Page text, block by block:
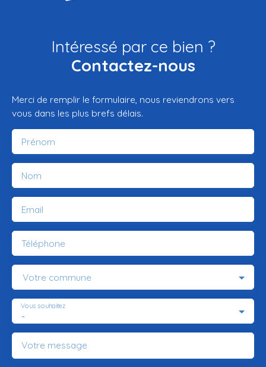
Intéressé par ce bien ?
Contactez-nous
Merci de remplir le formulaire, nous reviendrons vers
vous dans les plus brefs délais.
Prénom
Nom
Email
Téléphone
Votre commune
-
Vous souhaitez
Votre message